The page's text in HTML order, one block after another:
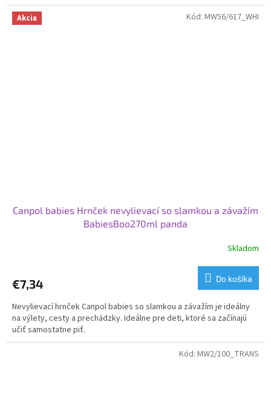
Akcia
Canpol babies Hrnček nevylievací so slamkou a závažím
BabiesBoo270ml panda
Skladom
€7,34 Do košíka
Nevylievací hrnček Canpol babies so slamkou a závažím je ideálny
na výlety, cesty a prechádzky. Ideálne pre deti, ktoré sa začínajú
učiť samostatne piť.
Kód: MW56/617_WHI
Kód: MW2/100_TRANS